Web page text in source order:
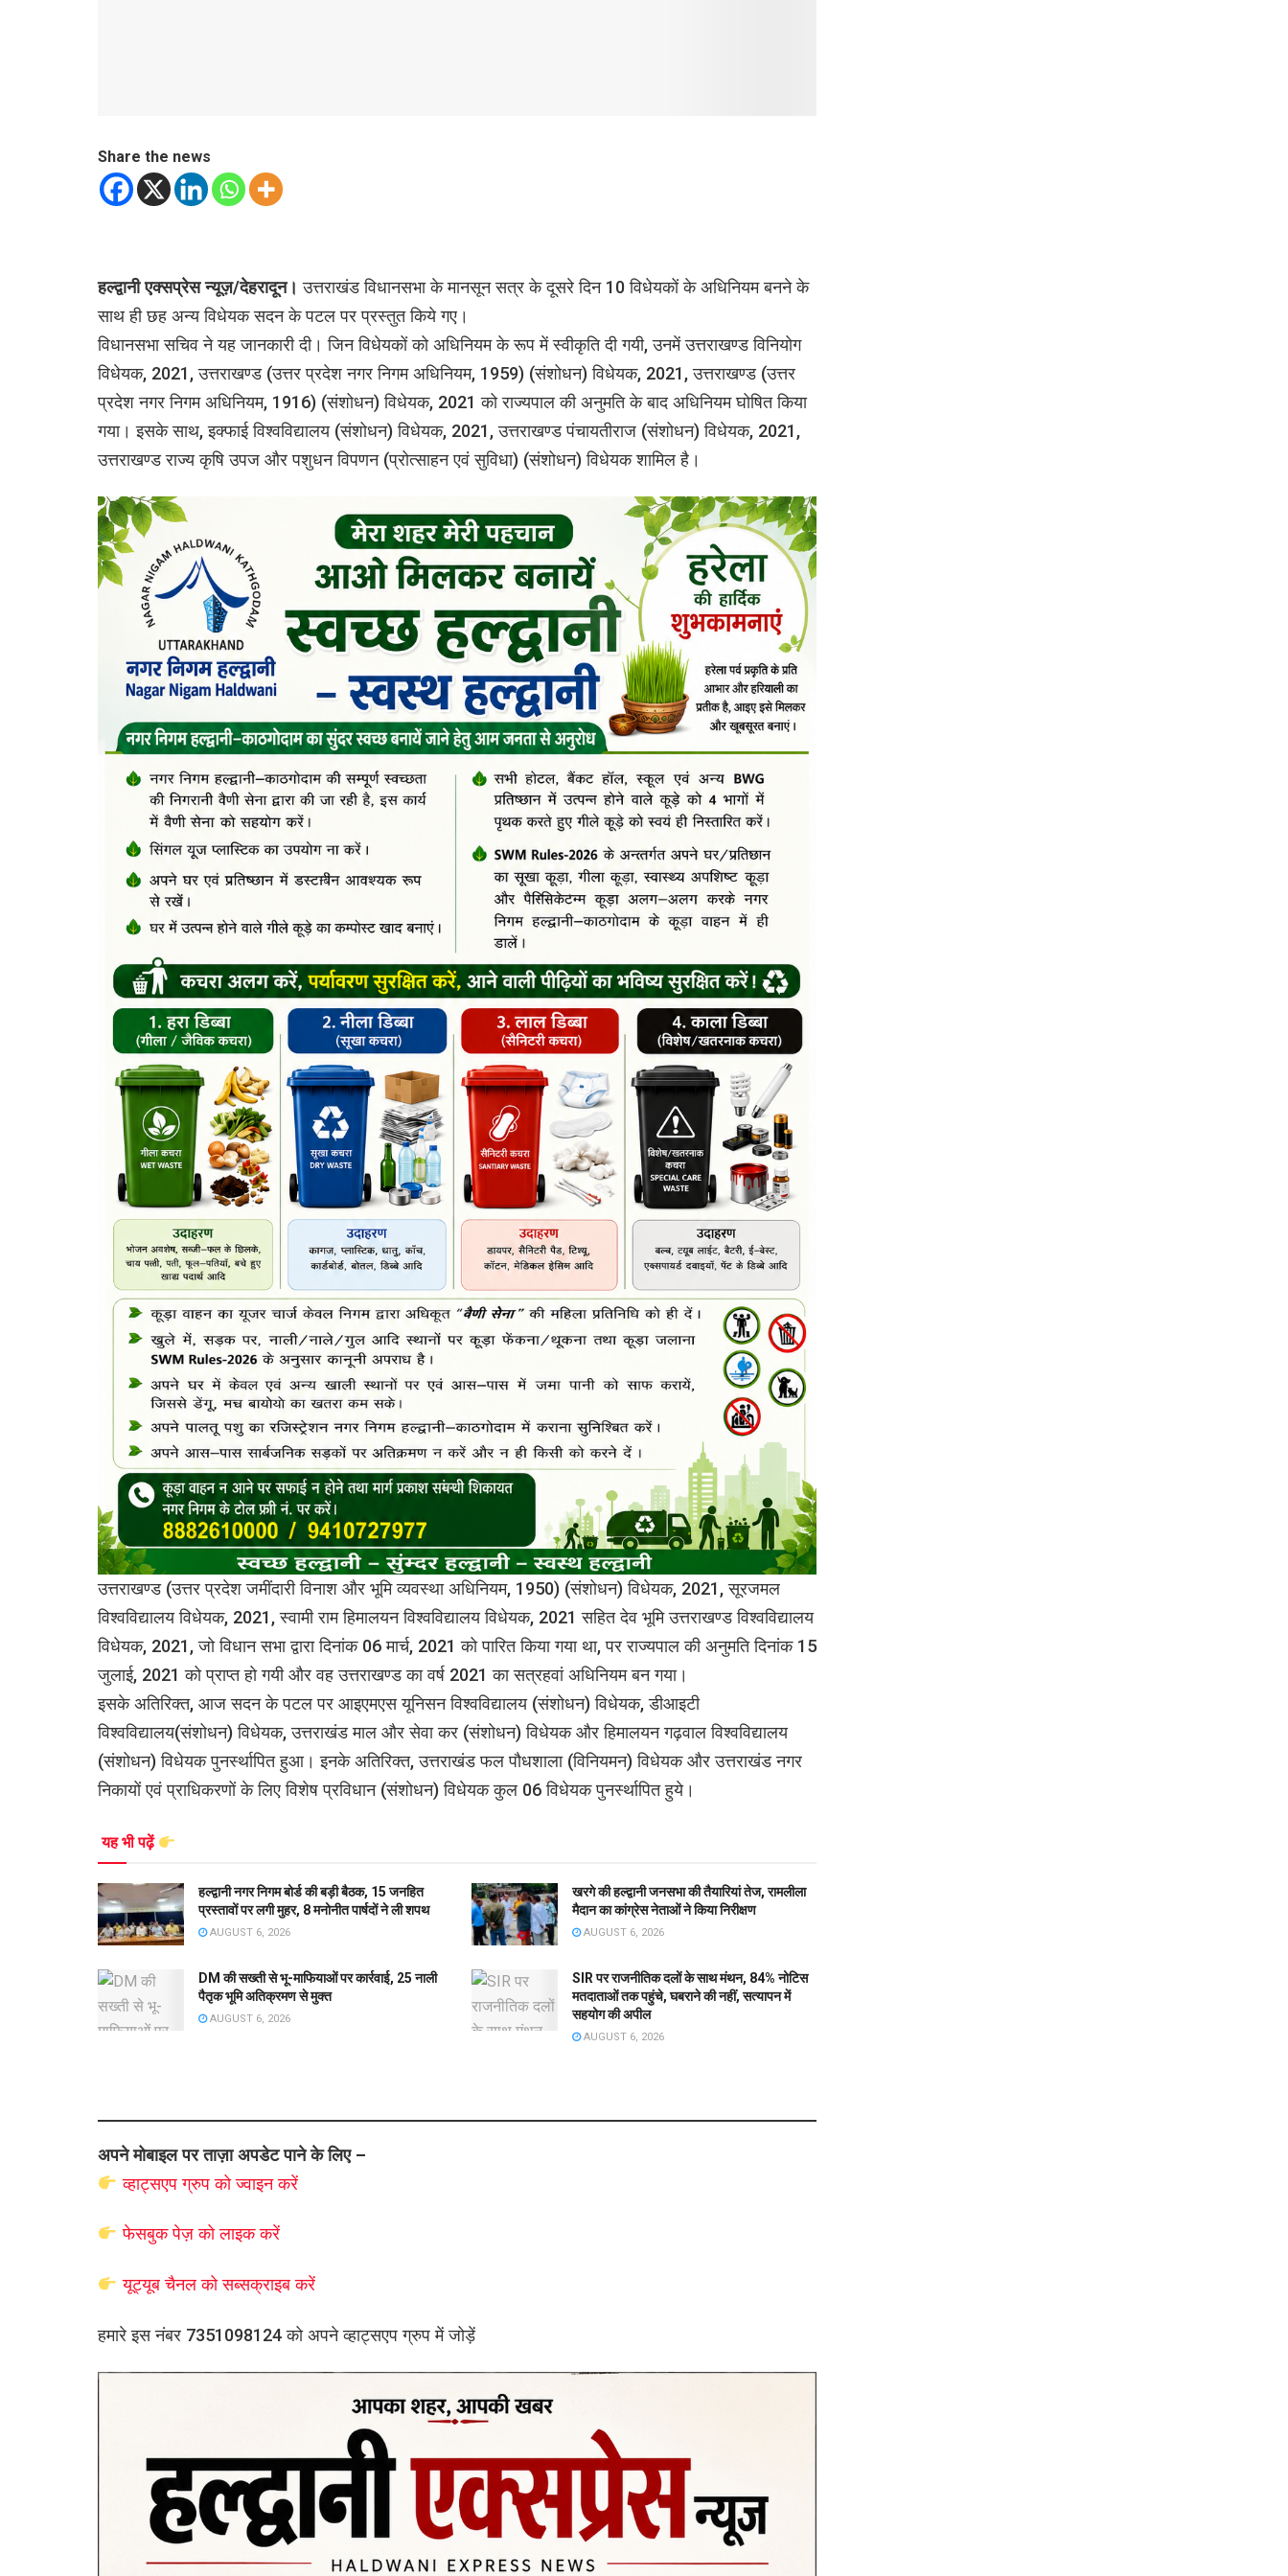
Share the news
हल्द्वानी एक्सप्रेस न्यूज़/देहरादून। उत्तराखंड विधानसभा के मानसून सत्र के दूसरे दिन 10 विधेयकों के अधिनियम बनने के
साथ ही छह अन्य विधेयक सदन के पटल पर प्रस्तुत किये गए।
विधानसभा सचिव ने यह जानकारी दी। जिन विधेयकों को अधिनियम के रूप में स्वीकृति दी गयी, उनमें उत्तराखण्ड विनियोग
विधेयक, 2021, उत्तराखण्ड (उत्तर प्रदेश नगर निगम अधिनियम, 1959) (संशोधन) विधेयक, 2021, उत्तराखण्ड (उत्तर
प्रदेश नगर निगम अधिनियम, 1916) (संशोधन) विधेयक, 2021 को राज्यपाल की अनुमति के बाद अधिनियम घोषित किया
गया। इसके साथ, इक्फाई विश्वविद्यालय (संशोधन) विधेयक, 2021, उत्तराखण्ड पंचायतीराज (संशोधन) विधेयक, 2021,
उत्तराखण्ड राज्य कृषि उपज और पशुधन विपणन (प्रोत्साहन एवं सुविधा) (संशोधन) विधेयक शामिल है।
उत्तराखण्ड (उत्तर प्रदेश जमींदारी विनाश और भूमि व्यवस्था अधिनियम, 1950) (संशोधन) विधेयक, 2021, सूरजमल
विश्वविद्यालय विधेयक, 2021, स्वामी राम हिमालयन विश्वविद्यालय विधेयक, 2021 सहित देव भूमि उत्तराखण्ड विश्वविद्यालय
विधेयक, 2021, जो विधान सभा द्वारा दिनांक 06 मार्च, 2021 को पारित किया गया था, पर राज्यपाल की अनुमति दिनांक 15
जुलाई, 2021 को प्राप्त हो गयी और वह उत्तराखण्ड का वर्ष 2021 का सत्रहवां अधिनियम बन गया।
इसके अतिरिक्त, आज सदन के पटल पर आइएमएस यूनिसन विश्वविद्यालय (संशोधन) विधेयक, डीआइटी
विश्वविद्यालय(संशोधन) विधेयक, उत्तराखंड माल और सेवा कर (संशोधन) विधेयक और हिमालयन गढ़वाल विश्वविद्यालय
(संशोधन) विधेयक पुनर्स्थापित हुआ। इनके अतिरिक्त, उत्तराखंड फल पौधशाला (विनियमन) विधेयक और उत्तराखंड नगर
निकायों एवं प्राधिकरणों के लिए विशेष प्रविधान (संशोधन) विधेयक कुल 06 विधेयक पुनर्स्थापित हुये।
यह भी पढ़ें
हल्द्वानी नगर निगम बोर्ड की बड़ी बैठक, 15 जनहित
प्रस्तावों पर लगी मुहर, 8 मनोनीत पार्षदों ने ली शपथ
AUGUST 6, 2026
खरगे की हल्द्वानी जनसभा की तैयारियां तेज, रामलीला
मैदान का कांग्रेस नेताओं ने किया निरीक्षण
AUGUST 6, 2026
DM की सख्ती से भू-माफियाओं पर कार्रवाई, 25 नाली
पैतृक भूमि अतिक्रमण से मुक्त
AUGUST 6, 2026
SIR पर राजनीतिक दलों के साथ मंथन, 84% नोटिस
मतदाताओं तक पहुंचे, घबराने की नहीं, सत्यापन में
सहयोग की अपील
AUGUST 6, 2026
अपने मोबाइल पर ताज़ा अपडेट पाने के लिए –
व्हाट्सएपग्रुप कोज्वाइन करें
फेसबुक पेज़ को लाइक करें
यूट्यूब चैनल को सब्सक्राइब करें
हमारे इस नंबर 7351098124 को अपने व्हाट्सएप ग्रुप में जोड़ें